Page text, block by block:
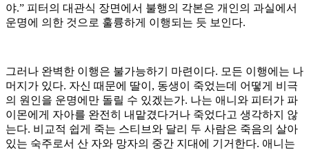
야.” 피터의 대관식 장면에서 불행의 각본은 개인의 과실에서
운명에 의한 것으로 훌륭하게 이행되는 듯 보인다.
그러나 완벽한 이행은 불가능하기 마련이다. 모든 이행에는 나
머지가 있다. 자신 때문에 딸이, 동생이 죽었는데 어떻게 비극
의 원인을 운명에만 돌릴 수 있겠는가. 나는 애니와 피터가 파
이몬에게 자아를 완전히 내맡겼다거나 죽었다고 생각하지 않
는다. 비교적 쉽게 죽는 스티브와 달리 두 사람은 죽음의 살아
있는 숙주로서 산 자와 망자의 중간 지대에 기거한다. 애니는